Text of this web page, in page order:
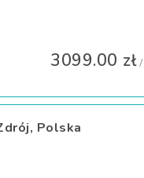
3099.00 zł/
Polska